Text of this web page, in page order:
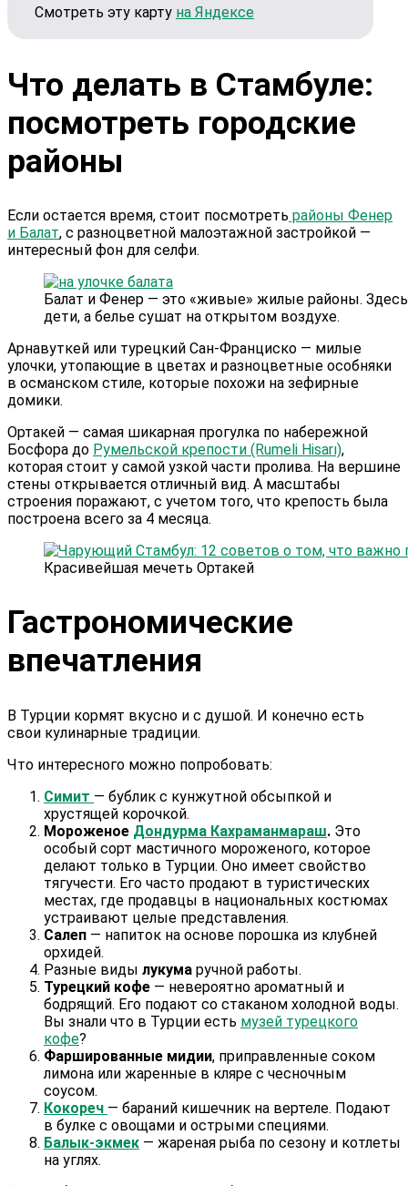
Смотреть эту карту на Яндексе
Что делать в Стамбуле:
посмотреть городские
районы
Если остается время, стоит посмотреть районы Фенер
и Балат, с разноцветной малоэтажной застройкой —
интересный фон для селфи.
Балат и Фенер — это «живые» жилые районы.
дети, а белье сушат на открытом воздухе.
Арнавуткей или турецкий Сан-Франциско — милые
улочки, утопающие в цветах и разноцветные особняки
в османском стиле, которые похожи на зефирные
домики.
Ортакей — самая шикарная прогулка по набережной
Босфора до Румельской крепости (Rumeli Hisarı),
которая стоит у самой узкой части пролива. На вершине
стены открывается отличный вид. А масштабы
строения поражают, с учетом того, что крепость была
построена всего за 4 месяца.
Красивейшая мечеть Ортакей
Гастрономические
впечатления
В Турции кормят вкусно и с душой. И конечно есть
свои кулинарные традиции.
Что интересного можно попробовать:
Симит — бублик с кунжутной обсыпкой и
хрустящей корочкой.
Мороженое Дондурма Кахраманмараш. Это
особый сорт мастичного мороженого, которое
делают только в Турции. Оно имеет свойство
тягучести. Его часто продают в туристических
местах, где продавцы в национальных костюмах
устраивают целые представления.
Салеп — напиток на основе порошка из клубней
орхидей.
Разные виды лукума ручной работы.
Турецкий кофе — невероятно ароматный и
бодрящий. Его подают со стаканом холодной воды.
Вы знали что в Турции есть музей турецкого
кофе?
Фаршированные мидии, приправленные соком
лимона или жаренные в кляре с чесночным
соусом.
Кокореч — бараний кишечник на вертеле. Подают
в булке с овощами и острыми специями.
Балык-экмек — жареная рыба по сезону и котлеты
на углях.